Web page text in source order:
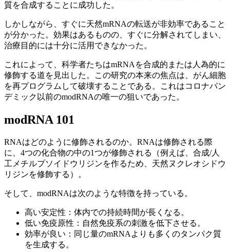
質を合成することに成功した。
しかしながら、すぐに天然mRNAの転送が非効率であること
が分かった。効果はあるものの、すぐに分解されてしまい、
治療目的には十分に活用できなかった。
これによって、科学者たちはmRNAを合成的または人為的に
修飾する道を見出した。この研究の本来の焦点は、がん細胞
を再プログラムして破壊することである。これはコロナパン
デミック以前のmodRNAの唯一の狙いであった。
modRNA 101
RNAはどのように修飾されるのか。RNAは修飾される際
に、4つの化合物の中の1つが修飾される（例えば、合成/人
工メチルプソイドウリジンを作るため、天然ヌクレオシドウ
リジンを修飾する）。
そして、modRNAは次のような特徴を持っている。
高い安定性：体内での持続時間が長くなる。
低い免疫原性：自然免疫系の刺激を低下させる。
効率が良い：同じ量のmRNAよりも多くのタンパク質
を生成する。